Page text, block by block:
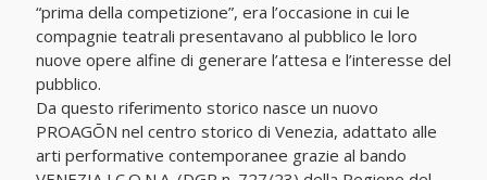
“prima della competizione”, era l’occasione in cui le
compagnie teatrali presentavano al pubblico le loro
nuove opere alfine di generare l’attesa e l’interesse del
pubblico.
Da questo riferimento storico nasce un nuovo
PROAGŌN nel centro storico di Venezia, adattato alle
arti performative contemporanee grazie al bando